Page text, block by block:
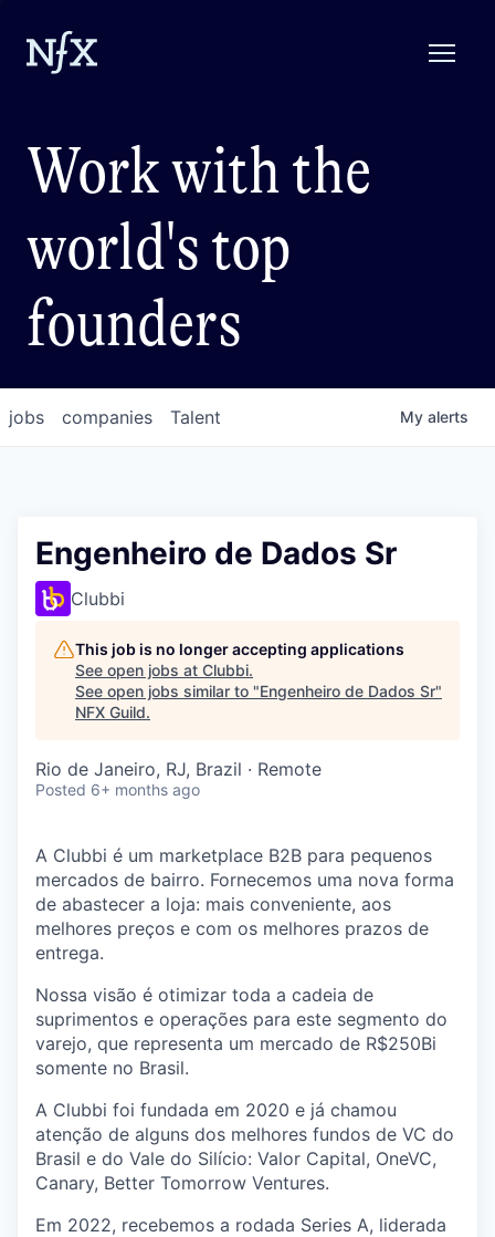
Work with the
world's top
founders
jobs companies Talent My alerts
Engenheiro de Dados Sr
Clubbi
This job is no longer accepting applications
See open jobs at Clubbi.
See open jobs similar to "Engenheiro de Dados Sr"
NFX Guild.
Rio de Janeiro, RJ, Brazil · Remote
Posted 6+ months ago
A Clubbi é um marketplace B2B para pequenos
mercados de bairro. Fornecemos uma nova forma
de abastecer a loja: mais conveniente, aos
melhores preços e com os melhores prazos de
entrega.
Nossa visão é otimizar toda a cadeia de
suprimentos e operações para este segmento do
varejo, que representa um mercado de R$250Bi
somente no Brasil.
A Clubbi foi fundada em 2020 e já chamou
atenção de alguns dos melhores fundos de VC do
Brasil e do Vale do Silício: Valor Capital, OneVC,
Canary, Better Tomorrow Ventures.
Em 2022, recebemos a rodada Series A, liderada